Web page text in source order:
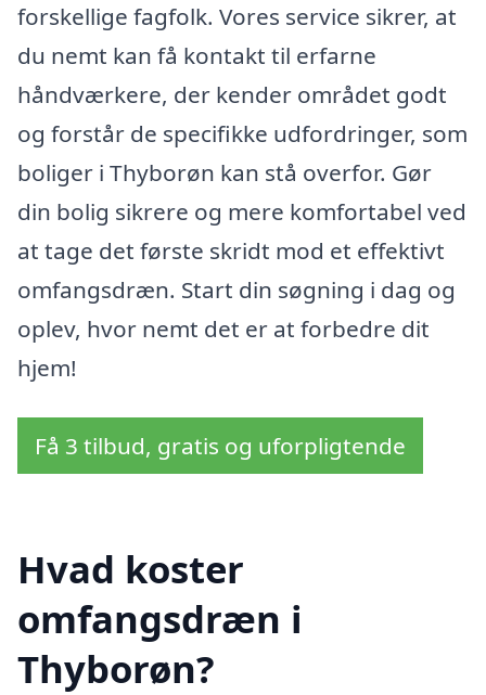
forskellige fagfolk. Vores service sikrer, at
du nemt kan få kontakt til erfarne
håndværkere, der kender området godt
og forstår de specifikke udfordringer, som
boliger i Thyborøn kan stå overfor. Gør
din bolig sikrere og mere komfortabel ved
at tage det første skridt mod et effektivt
omfangsdræn. Start din søgning i dag og
oplev, hvor nemt det er at forbedre dit
hjem!
Få 3 tilbud, gratis og uforpligtende
Hvad koster
omfangsdræn i
Thyborøn?